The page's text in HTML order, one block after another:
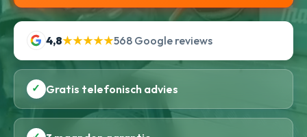
4,8★★★★★568 Google reviews
✓ Gratis telefonisch advies